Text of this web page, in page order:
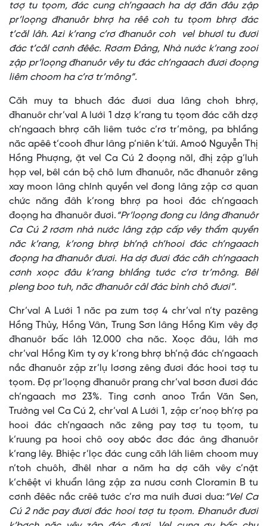
tơợ tu tọom, đác cung ch’ngaach ha dợ đăn đâu zập
pr’loọng đhanuôr bhrợ ha rêê coh tu tọom bhrợ đác
t’căl lâh. Azi k’rang c’rơ đhanuôr coh vel bhươl tu đươi
đác t’căl cơnh đêêc. Rơơm Đảng, Nhà nước k’rang zooi
zập pr’loọng đhanuôr vêy tu đác ch’ngaach đươi đoọng
liêm choom ha c’rơ tr’mông”.
Căh muy ta bhuch đác đươi dua lâng choh bhrợ,
đhanuôr chr’val A lưới 1 dzợ k’rang tu tọom đác căh dzợ
ch’ngaach bhrợ căh liêm tước c’rơ tr’mông, pa bhlầng
năc apêê t’cooh đhur lâng p’niên k’tứi. Amoó Nguyễn Thị
Hồng Phượng, ặt vel Ca Cú 2 đoọng năl, đhị zập g’luh
họp vel, bêl cán bộ chô lưm đhanuôr, năc đhanuôr zêng
xay moon lâng chính quyền vel đong lâng zập cơ quan
chức năng đâh k’rong bhrợ pa hooi đác ch’ngaach
đoọng ha đhanuôr đươi. “Pr’loọng đong cu lâng đhanuôr
Ca Cú 2 rơơm nhà nước lâng zập cấp vêy thẩm quyền
năc k’rang, k’rong bhrợ bh’nậ ch’hooi đác ch’ngaach
đoọng ha đhanuôr đươi. Ha dợ đươi đác căh ch’ngaach
cơnh xoọc đâu k’rang bhlầng tước c’rơ tr’mông. Bêl
pleng boo tuh, năc đhanuôr câl đác bình chô đươi”.
Chr’val A Lưới 1 năc pa zưm tơợ 4 chr’val n’ty pazêng
Hồng Thủy, Hồng Vân, Trung Sơn lâng Hồng Kim vêy đợ
đhanuôr bấc lâh 12.000 cha năc. Xoọc đâu, lâh mơ
chr’val Hồng Kim ty ơy k’rong bhrợ bh’nậ đác ch’ngaach
nắc đhanuôr zập zr’lụ lơơng zêng đươi đác hooi tơợ tu
tọom. Đợ pr’loọng đhanuôr prang chr’val bơơn đươi đác
ch’ngaach mơ 23%. Ting cơnh anoo Trần Văn Sen,
Trưởng vel Ca Cú 2, chr’val A Lưới 1, zập cr’noọ bh’rợ pa
hooi đác ch’ngaach năc zêng pay tơợ tu tọom, tu
k’ruung pa hooi chô ooy abóc đơc đác âng đhanuôr
k’rang lêy. Bhiệc r’lọc đác cung căh lâh liêm choom muy
n’toh chuôh, đhêl nhar a năm ha dợ căh vêy c’nặt
k’chêệt vi khuẩn lâng zập za nươu cơnh Cloramin B tu
cơnh đêêc nắc crêê tước c’rơ ma nưih đươi dua: “Vel Ca
Cú 2 năc pay đươi đác hooi tơợ tu tọom. Đhanuôr đươi